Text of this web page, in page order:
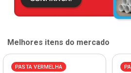
Melhores itens do mercado
PASTA VERMELHA